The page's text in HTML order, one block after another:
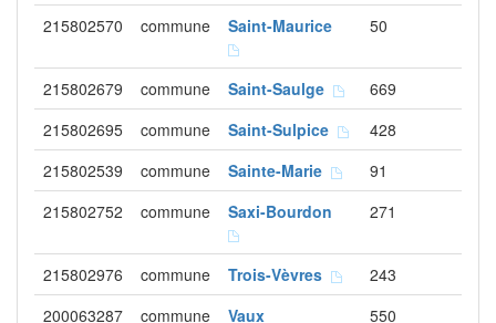
215802570 commune Saint-Maurice 50
215802679 commune Saint-Saulge
669
215802695
commune Saint-Sulpice
428
215802539
commune Sainte-Marie
91
215802752
commune Saxi-Bourdon 271
215802976 commune Trois-Vèvres
243
200063287
commune Vaux 550